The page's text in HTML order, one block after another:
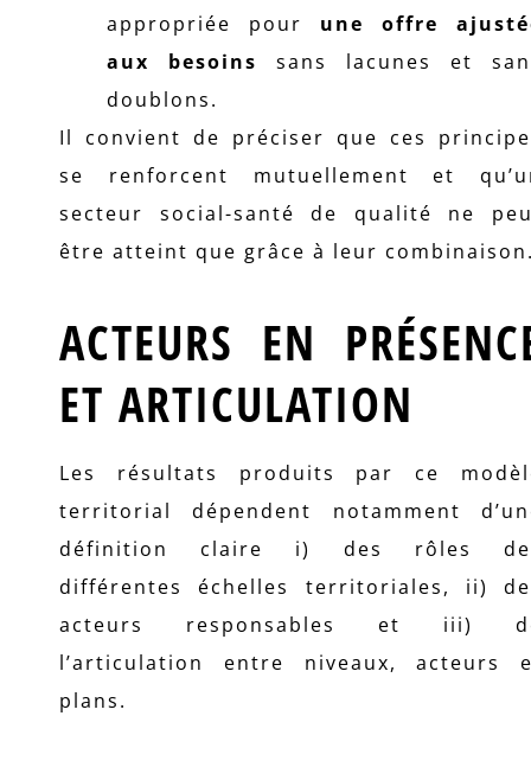
appropriée pour une offre
aux besoins sans lacunes et
doublons.
Il convient de préciser que ces
se renforcent mutuellement et
secteur social-santé de qualité ne
être atteint que grâce à leur
ACTEURS EN
ET ARTICULATION
Les résultats produits par ce
territorial dépendent notamment
définition claire i) des rôles
différentes échelles territoriales, ii)
acteurs responsables et iii)
l’articulation entre niveaux, acteurs
plans.